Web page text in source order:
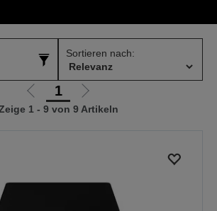
Sortieren nach:
Zur
vorherigen
1
Zur
nächsten
1 - 9 von 9 Artikeln